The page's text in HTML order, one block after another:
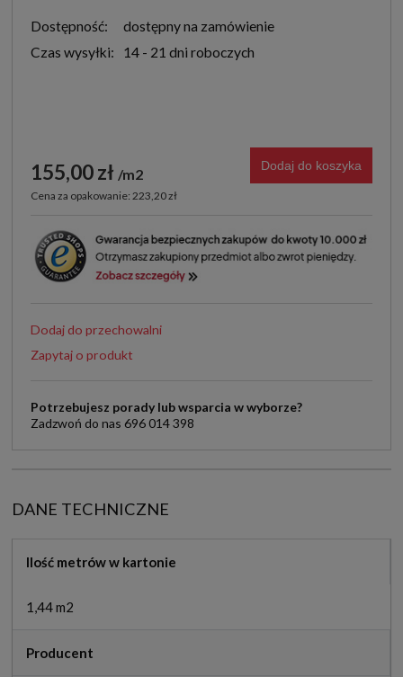
Dostępność:
dostępny na zamówienie
Czas wysyłki:
14 - 21 dni roboczych
155,00 zł m2
Cena za opakowanie: 223,20 zł
Dodaj do koszyka
Dodaj do przechowalni
Zapytaj o produkt
Potrzebujesz porady lub wsparcia w wyborze?
Zadzwoń do nas 696 014 398
DANE TECHNICZNE
Ilość metrów w kartonie
1,44 m2
Producent